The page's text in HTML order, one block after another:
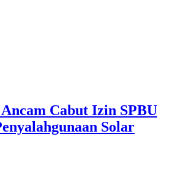
Cabut Izin SPBU
Solar